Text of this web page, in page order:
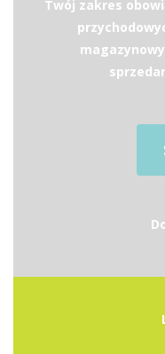
Twój zakres